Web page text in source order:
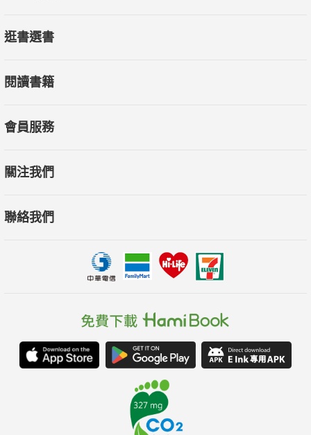
逛書選書
閱讀書籍
會員服務
關注我們
聯絡我們